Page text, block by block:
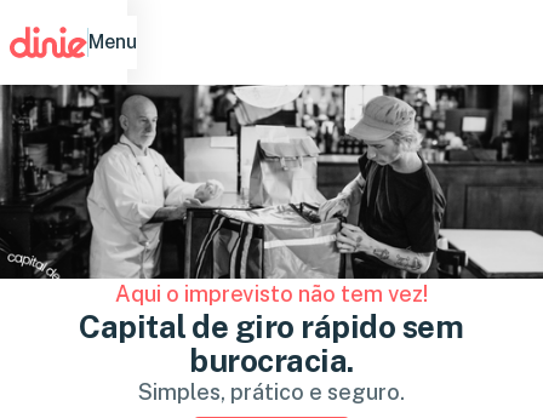
Menu
Aqui o imprevisto não tem vez!
Capital de giro rápido sem
burocracia.
Simples, prático e seguro.